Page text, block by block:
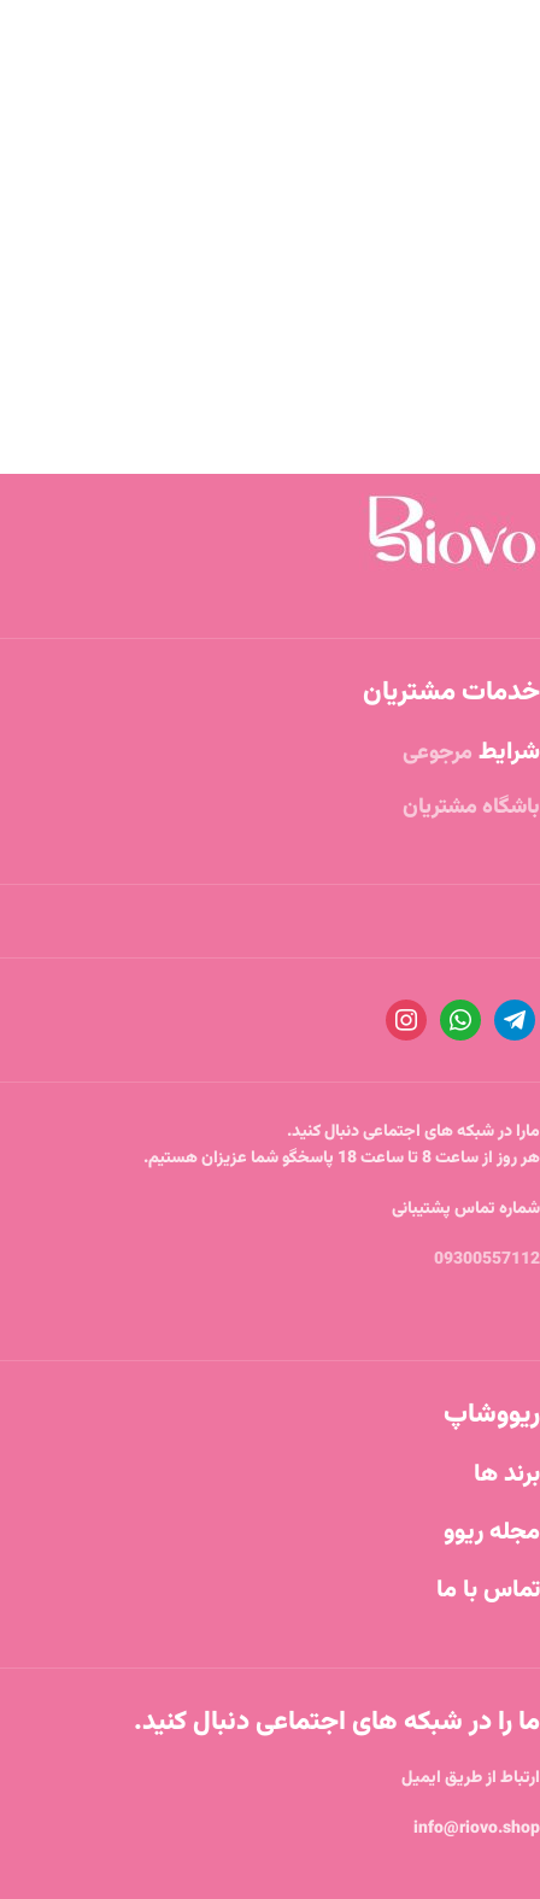
خدمات مشتریان
شرایط مرجوعی
باشگاه مشتریان
مارا در شبکه های اجتماعی دنبال کنید.
هر روز از ساعت 8 تا ساعت 18 پاسخگو شما عزیزان هستیم.
شماره تماس پشتیبانی
09300557112
ریووشاپ
برند ها
مجله ریوو
تماس با ما
ما را در شبکه های اجتماعی دنبال کنید.
ارتباط از طریق ایمیل
info@riovo.shop